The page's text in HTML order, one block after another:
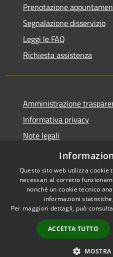
Prenotazione
Segnalazione disservizio
Leggi le FAQ
Richiesta assistenza
Amministrazione
Informativa privacy
Note legali
Dichiarazione di
Accessibilità
Questo sito web utilizza
necessari al corretto
nonché un cookie tecnico
informazioni
Per maggiori dettagli, può
ACCETTA TUTTO